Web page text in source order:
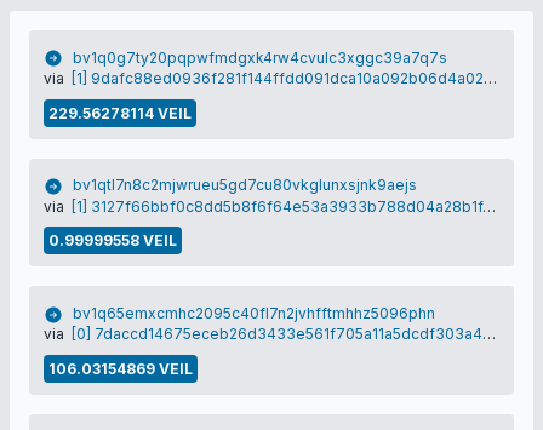
bv1q0g7ty20pqpwfmdgxk4rw4cvulc3xggc39a7q7s
via
[1] 9dafc88ed0936f281f144ffdd091dca10a092b06d4a020cb3a6af8c6379f26ff
229.56278114 VEIL
bv1qtl7n8c2mjwrueu5gd7cu80vkglunxsjnk9aejs
via
[1] 3127f66bbf0c8dd5b8f6f64e53a3933b788d04a28b1f46e5cafa2f70de3ea589
0.99999558 VEIL
bv1q65emxcmhc2095c40fl7n2jvhfftmhhz5096phn
via
[0] 7daccd14675eceb26d3433e561f705a11a5dcdf303a4f82a543db8a2cf09c709
106.03154869 VEIL